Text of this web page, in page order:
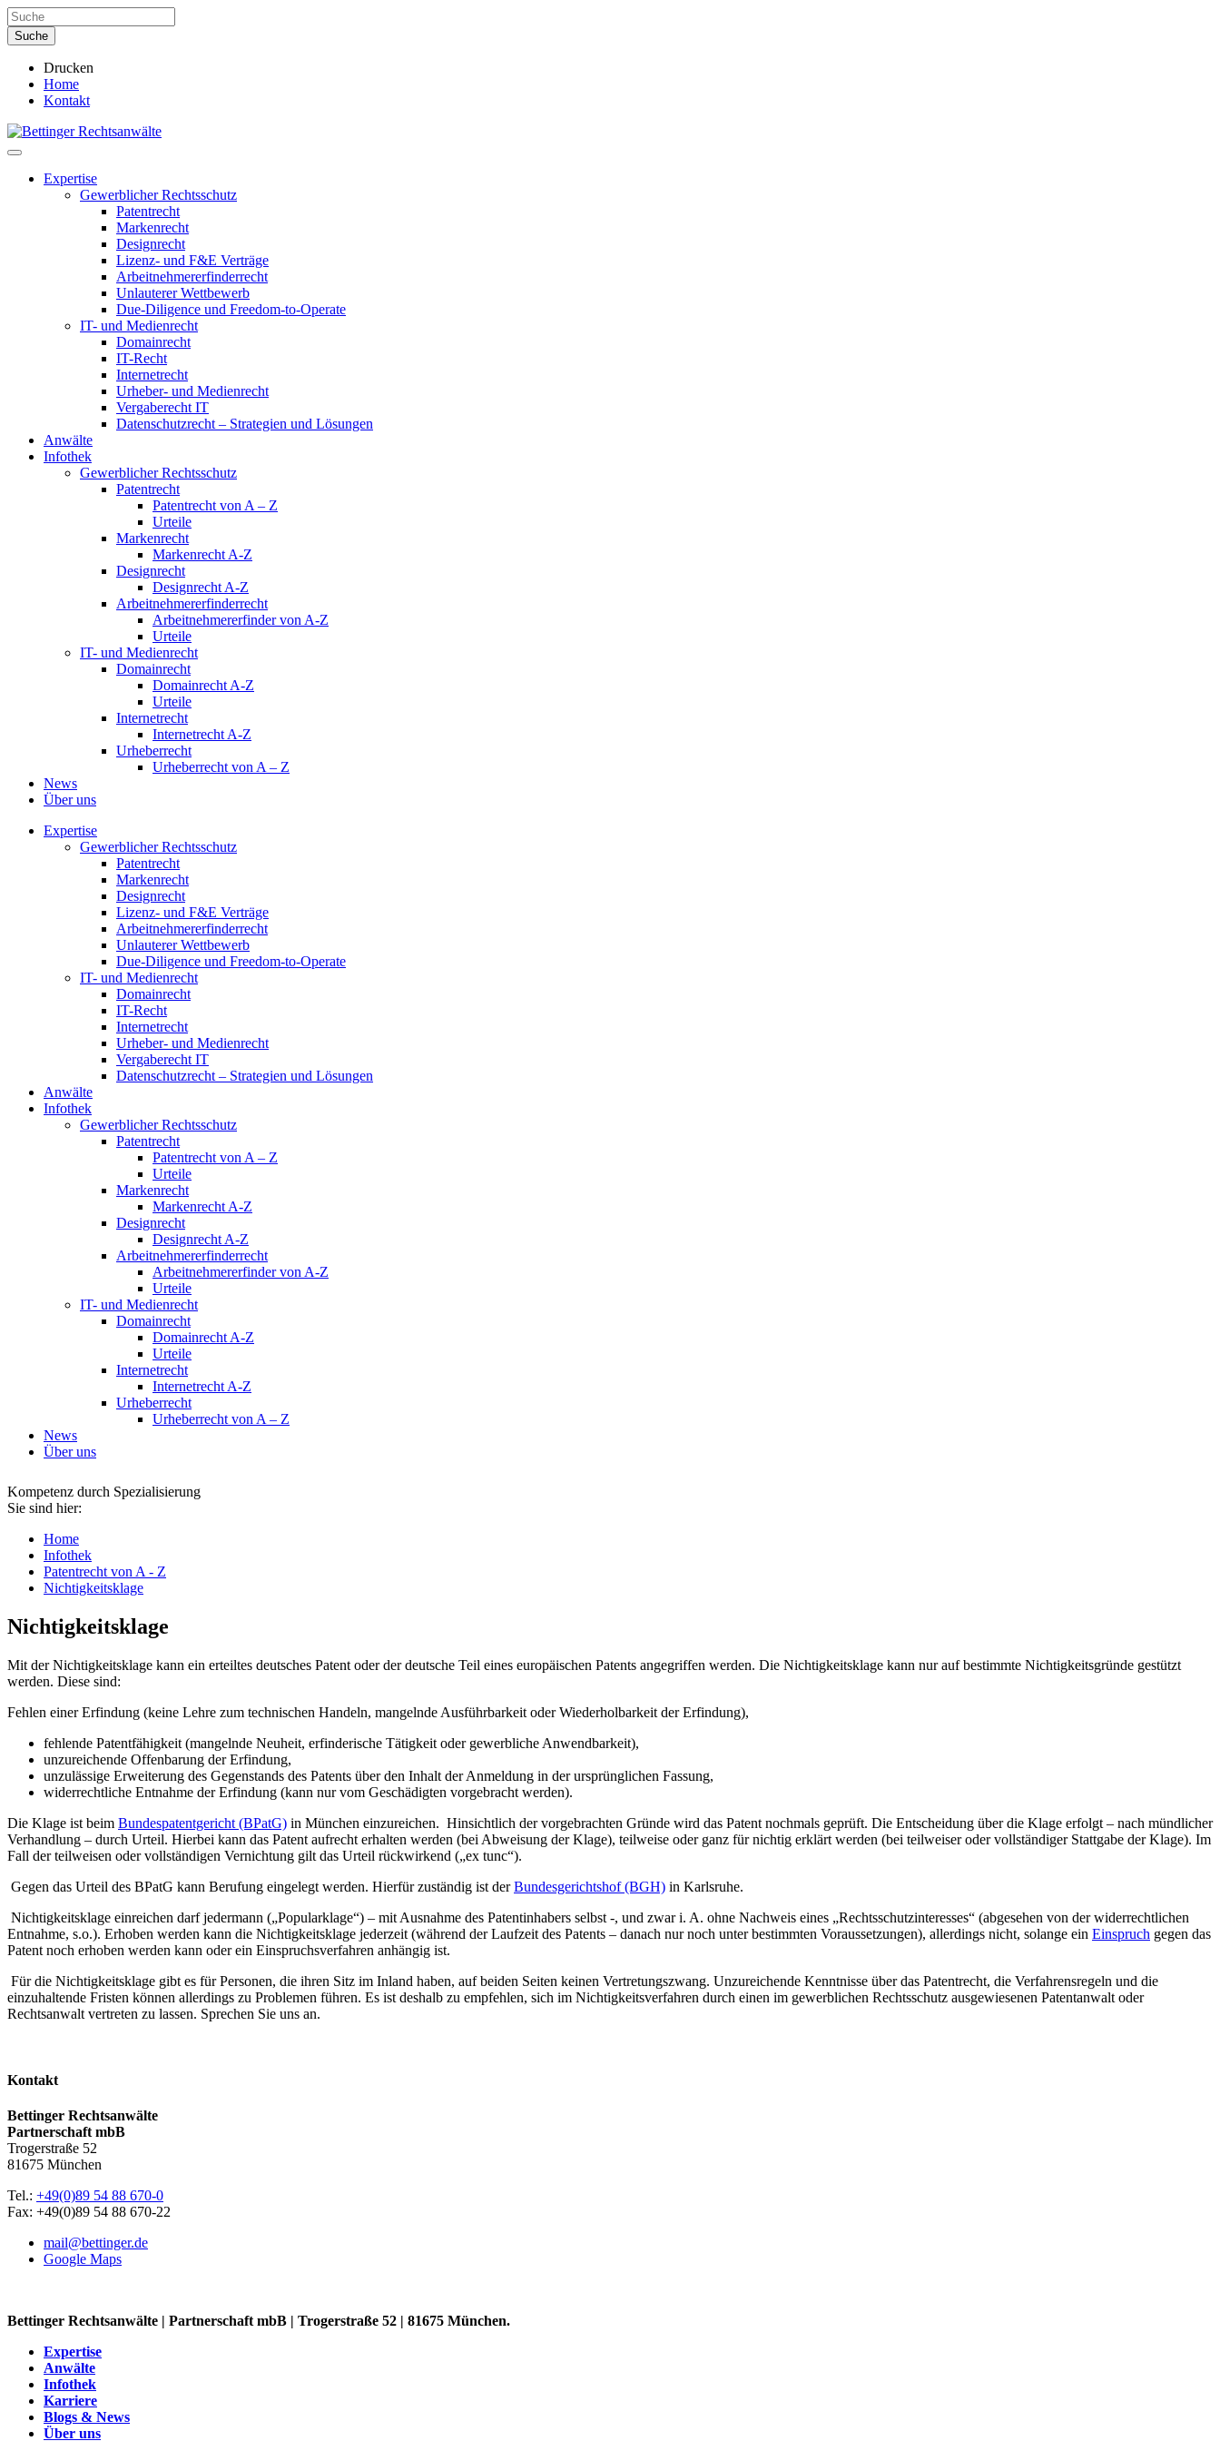
Drucken
Home
Kontakt
Expertise
Gewerblicher Rechtsschutz
Patentrecht
Markenrecht
Designrecht
Lizenz- und F&E Verträge
Arbeitnehmererfinderrecht
Unlauterer Wettbewerb
Due-Diligence und Freedom-to-Operate
IT- und Medienrecht
Domainrecht
IT-Recht
Internetrecht
Urheber- und Medienrecht
Vergaberecht IT
Datenschutzrecht – Strategien und Lösungen
Anwälte
Infothek
Gewerblicher Rechtsschutz
Patentrecht
Patentrecht von A – Z
Urteile
Markenrecht
Markenrecht A-Z
Designrecht
Designrecht A-Z
Arbeitnehmererfinderrecht
Arbeitnehmererfinder von A-Z
Urteile
IT- und Medienrecht
Domainrecht
Domainrecht A-Z
Urteile
Internetrecht
Internetrecht A-Z
Urheberrecht
Urheberrecht von A – Z
News
Über uns
Expertise
Gewerblicher Rechtsschutz
Patentrecht
Markenrecht
Designrecht
Lizenz- und F&E Verträge
Arbeitnehmererfinderrecht
Unlauterer Wettbewerb
Due-Diligence und Freedom-to-Operate
IT- und Medienrecht
Domainrecht
IT-Recht
Internetrecht
Urheber- und Medienrecht
Vergaberecht IT
Datenschutzrecht – Strategien und Lösungen
Anwälte
Infothek
Gewerblicher Rechtsschutz
Patentrecht
Patentrecht von A – Z
Urteile
Markenrecht
Markenrecht A-Z
Designrecht
Designrecht A-Z
Arbeitnehmererfinderrecht
Arbeitnehmererfinder von A-Z
Urteile
IT- und Medienrecht
Domainrecht
Domainrecht A-Z
Urteile
Internetrecht
Internetrecht A-Z
Urheberrecht
Urheberrecht von A – Z
News
Über uns
Kompetenz durch Spezialisierung
Sie sind hier:
Home
Infothek
Patentrecht von A - Z
Nichtigkeitsklage
Nichtigkeitsklage
Mit der Nichtigkeitsklage kann ein erteiltes deutsches Patent oder der deutsche Teil eines europäischen Patents angegriffen werden. Die Nichtigkeitsklage kann nur auf bestimmte Nichtigkeitsgründe gestützt
werden. Diese sind:
Fehlen einer Erfindung (keine Lehre zum technischen Handeln, mangelnde Ausführbarkeit oder Wiederholbarkeit der Erfindung),
fehlende Patentfähigkeit (mangelnde Neuheit, erfinderische Tätigkeit oder gewerbliche Anwendbarkeit),
unzureichende Offenbarung der Erfindung,
unzulässige Erweiterung des Gegenstands des Patents über den Inhalt der Anmeldung in der ursprünglichen Fassung,
widerrechtliche Entnahme der Erfindung (kann nur vom Geschädigten vorgebracht werden).
Die Klage ist beim Bundespatentgericht (BPatG) in München einzureichen. Hinsichtlich der vorgebrachten Gründe wird das Patent nochmals geprüft. Die Entscheidung über die Klage erfolgt – nach mündlicher
Verhandlung – durch Urteil. Hierbei kann das Patent aufrecht erhalten werden (bei Abweisung der Klage), teilweise oder ganz für nichtig erklärt werden (bei teilweiser oder vollständiger Stattgabe der Klage). Im
Fall der teilweisen oder vollständigen Vernichtung gilt das Urteil rückwirkend („ex tunc“).
Gegen das Urteil des BPatG kann Berufung eingelegt werden. Hierfür zuständig ist derBundesgerichtshof (BGH) in Karlsruhe.
Nichtigkeitsklage einreichen darf jedermann („Popularklage“) – mit Ausnahme des Patentinhabers selbst -, und zwar i. A. ohne Nachweis eines „Rechtsschutzinteresses“ (abgesehen von der widerrechtlichen
Entnahme, s.o.). Erhoben werden kann die Nichtigkeitsklage jederzeit (während der Laufzeit des Patents – danach nur noch unter bestimmten Voraussetzungen), allerdings nicht, solange ein Einspruch gegen das
Patent noch erhoben werden kann oder ein Einspruchsverfahren anhängig ist.
Für die Nichtigkeitsklage gibt es für Personen, die ihren Sitz im Inland haben, auf beiden Seiten keinen Vertretungszwang. Unzureichende Kenntnisse über das Patentrecht, die Verfahrensregeln und die
einzuhaltende Fristen können allerdings zu Problemen führen. Es ist deshalb zu empfehlen, sich im Nichtigkeitsverfahren durch einen im gewerblichen Rechtsschutz ausgewiesenen Patentanwalt oder
Rechtsanwalt vertreten zu lassen. Sprechen Sie uns an.
Kontakt
Bettinger Rechtsanwälte
Partnerschaft mbB
Trogerstraße 52
81675 München
Tel.: +49(0)89 54 88 670-0
Fax: +49(0)89 54 88 670-22
mail@bettinger.de
Google Maps
Bettinger Rechtsanwälte | Partnerschaft mbB | Trogerstraße 52 | 81675 München.
Expertise
Anwälte
Infothek
Karriere
Blogs & News
Über uns